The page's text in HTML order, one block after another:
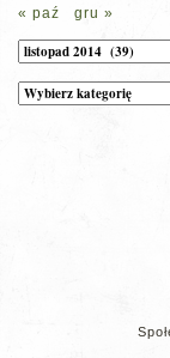
« paź gru »
Archiwum
Kategorie
wpisów